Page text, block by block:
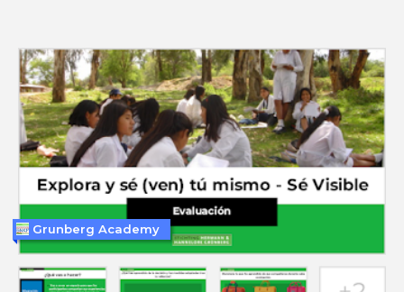
Grunberg Academy